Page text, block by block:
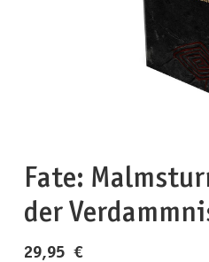
Fate:
der
29,95 €